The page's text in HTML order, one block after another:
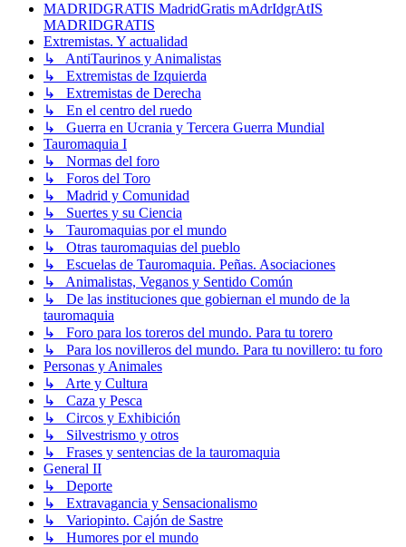
MADRIDGRATIS MadridGratis mAdrIdgrAtIS
MADRIDGRATIS
Extremistas. Y actualidad
↳ AntiTaurinos y Animalistas
↳ Extremistas de Izquierda
↳ Extremistas de Derecha
↳ En el centro del ruedo
↳ Guerra en Ucrania y Tercera Guerra Mundial
Tauromaquia I
↳ Normas del foro
↳ Foros del Toro
↳ Madrid y Comunidad
↳ Suertes y su Ciencia
↳ Tauromaquias por el mundo
↳ Otras tauromaquias del pueblo
↳ Escuelas de Tauromaquia. Peñas. Asociaciones
↳ Animalistas, Veganos y Sentido Común
↳ De las instituciones que gobiernan el mundo de la
tauromaquia
↳ Foro para los toreros del mundo. Para tu torero
↳ Para los novilleros del mundo. Para tu novillero: tu foro
Personas y Animales
↳ Arte y Cultura
↳ Caza y Pesca
↳ Circos y Exhibición
↳ Silvestrismo y otros
↳ Frases y sentencias de la tauromaquia
General II
↳ Deporte
↳ Extravagancia y Sensacionalismo
↳ Variopinto. Cajón de Sastre
↳ Humores por el mundo